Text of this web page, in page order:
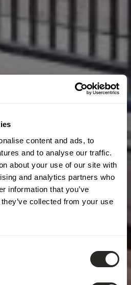
content and ads, to
and to analyse our traffic.
about your use of our site with
and analytics partners who
information that you’ve
collected from your use